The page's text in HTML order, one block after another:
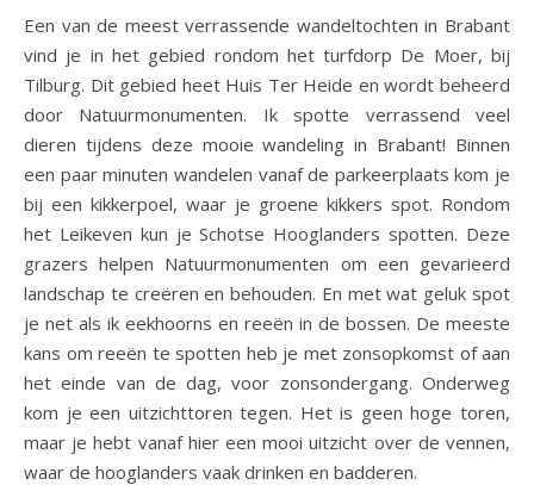
Een van de meest verrassende wandeltochten in Brabant
vind je in het gebied rondom het turfdorp De Moer, bij
Tilburg. Dit gebied heet Huis Ter Heide en wordt beheerd
door Natuurmonumenten. Ik spotte verrassend veel
dieren tijdens deze mooie wandeling in Brabant! Binnen
een paar minuten wandelen vanaf de parkeerplaats kom je
bij een kikkerpoel, waar je groene kikkers spot. Rondom
het Leikeven kun je Schotse Hooglanders spotten. Deze
grazers helpen Natuurmonumenten om een gevarieerd
landschap te creëren en behouden. En met wat geluk spot
je net als ik eekhoorns en reeën in de bossen. De meeste
kans om reeën te spotten heb je met zonsopkomst of aan
het einde van de dag, voor zonsondergang. Onderweg
kom je een uitzichttoren tegen. Het is geen hoge toren,
maar je hebt vanaf hier een mooi uitzicht over de vennen,
waar de hooglanders vaak drinken en badderen.